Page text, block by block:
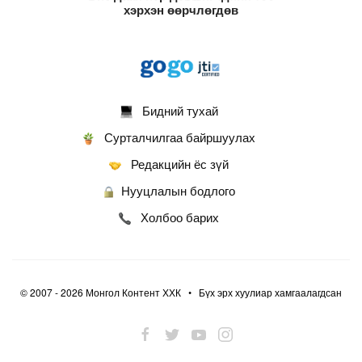
хэрхэн өөрчлөгдөв
Бидний тухай
Сурталчилгаа байршуулах
Редакцийн ёс зүй
Нууцлалын бодлого
Холбоо барих
© 2007 - 2026 Монгол Контент ХХК • Бүх эрх хуулиар хамгаалагдсан